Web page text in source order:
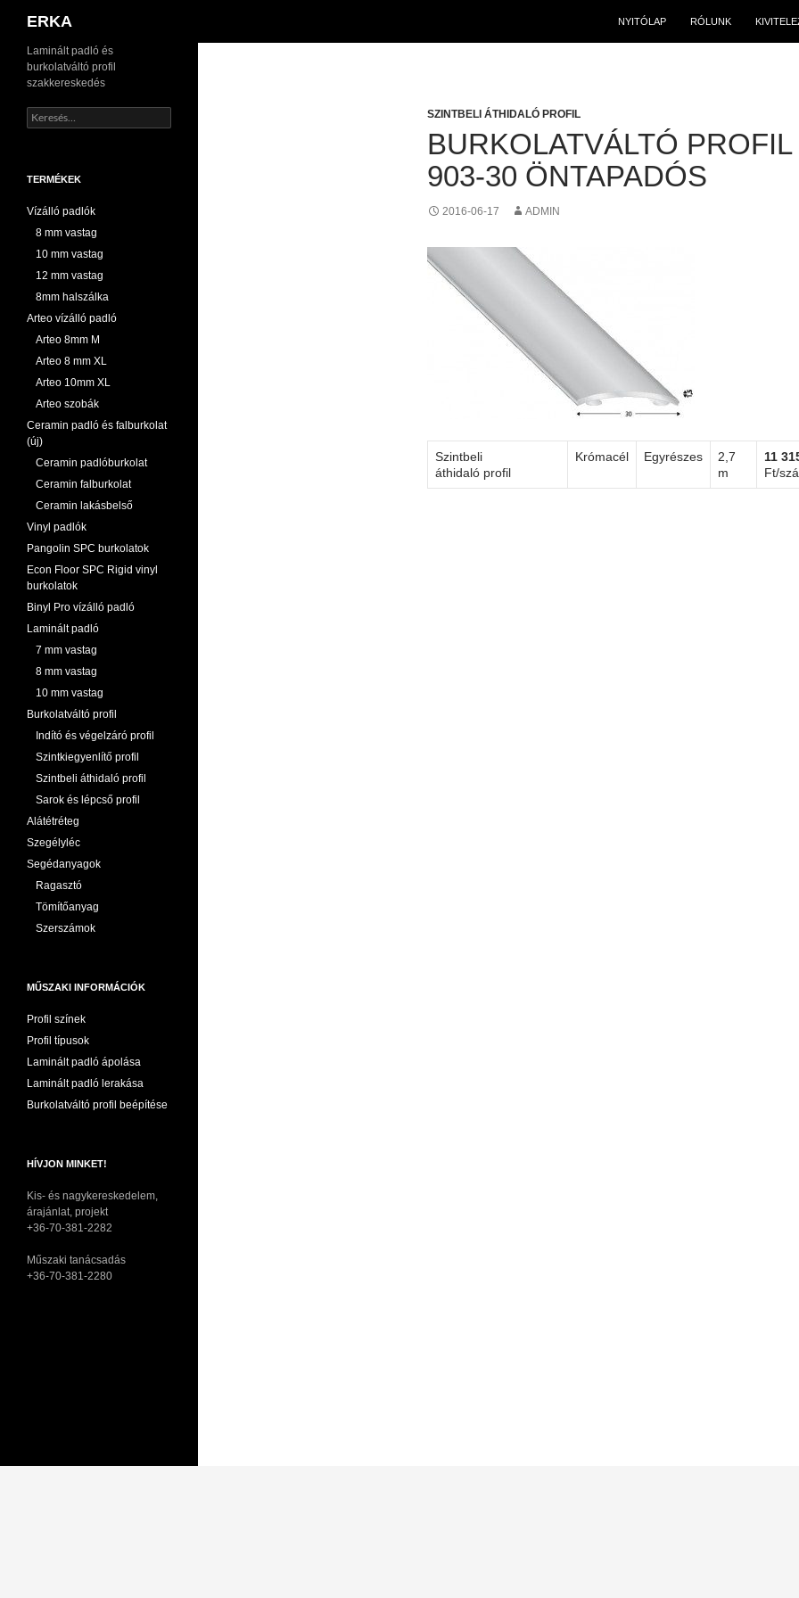
Kilépés
ERKA NYITÓLAP RÓLUNK
SZINTBELI ÁTHIDALÓ PROFIL
BURKOLATVÁLTÓ PROFIL
903-30 ÖNTAPADÓS
2016-06-17 ADMIN
Szintbeli
áthidaló profil
Krómacél Egyrészes
2,7
m
11
Ft/
Laminált padló és
burkolatváltó profil
szakkereskedés
Keresés:
TERMÉKEK
Vízálló padlók
8 mm vastag
10 mm vastag
12 mm vastag
8mm halszálka
Arteo vízálló padló
Arteo 8mm M
Arteo 8 mm XL
Arteo 10mm XL
Arteo szobák
Ceramin padló és falburkolat
(új)
Ceramin padlóburkolat
Ceramin falburkolat
Ceramin lakásbelső
Vinyl padlók
Pangolin SPC burkolatok
Econ Floor SPC Rigid vinyl
burkolatok
Binyl Pro vízálló padló
Laminált padló
7 mm vastag
8 mm vastag
10 mm vastag
Burkolatváltó profil
Indító és végelzáró profil
Szintkiegyenlítő profil
Szintbeli áthidaló profil
Sarok és lépcső profil
Alátétréteg
Szegélyléc
Segédanyagok
Ragasztó
Tömítőanyag
Szerszámok
MŰSZAKI INFORMÁCIÓK
Profil színek
Profil típusok
Laminált padló ápolása
Laminált padló lerakása
Burkolatváltó profil beépítése
HÍVJON MINKET!
Kis- és nagykereskedelem,
árajánlat, projekt
+36-70-381-2282
Műszaki tanácsadás
+36-70-381-2280